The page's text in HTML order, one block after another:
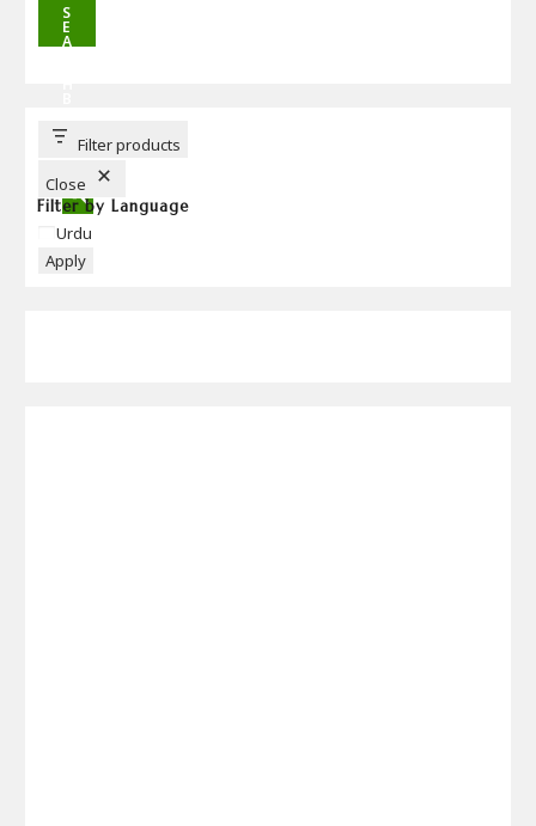
S
E
A
T
T
Filter products
Close
Filter by Language
Language
Urdu
Apply